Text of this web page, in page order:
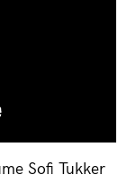
Sofi Tukker